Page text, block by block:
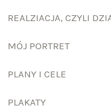
REALZIACJA, CZYLI
MÓJ PORTRET
PLANY I CELE
PLAKATY